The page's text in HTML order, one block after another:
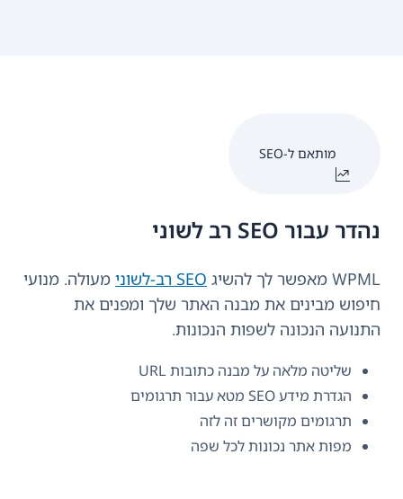
מותאם ל-SEO
נהדר עבור SEO רב לשוני
WPML מאפשר לך להשיג SEO רב-לשוני
מעולה. מנועי
חיפוש מבינים את מבנה האתר שלך ומפנים את
התנועה הנכונה לשפות הנכונות.
שליטה מלאה על מבנה כתובות URL
הגדרת מידע SEO מטא עבור תרגומים
תרגומים מקושרים זה לזה
מפות אתר נכונות לכל שפה